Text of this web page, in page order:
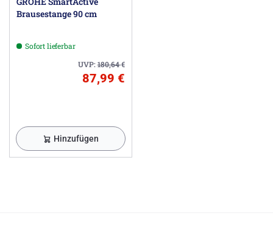
Brausestange 90 cm
Sofort lieferbar
UVP:180,64€
87,99 €
Hinzufügen